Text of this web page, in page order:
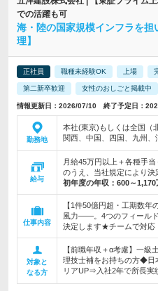
での活躍も可
海・陸の国家規模インフラを
理】
正社員 職種未経験OK 上場
第二新卒歓迎 女性のおしごと掲載中
情報更新日：2026/07/10 終了予定日：
勤務地
本社(東京)もしくは全国（
関西、中国、四国、九州、
給与
月給45万円以上＋各種手
のうえ、当社規定により
初年度の年収： 600～1,170
仕事内容
【1件50億円超・工期数年
風力――。4つのフィール
決定します★チームで対応
対象と
なる方
【前職年収＋α考慮】一級
理技士補をお持ちの方◆日
リアUP⇒入社2年で所長実